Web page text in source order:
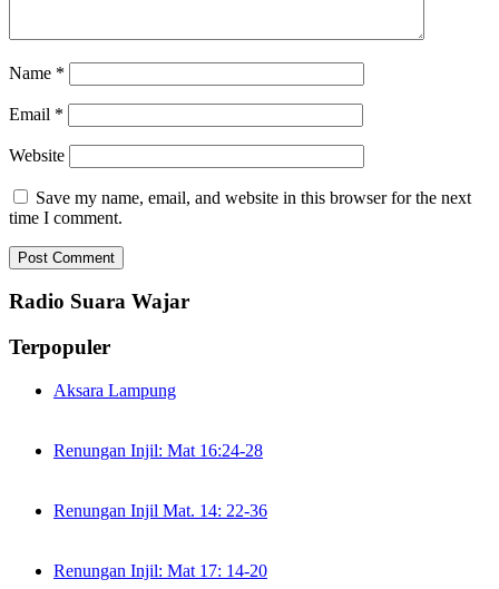
Name *
Email *
Website
Save my name, email, and website in this browser for the next
time I comment.
Radio Suara Wajar
Terpopuler
Aksara Lampung
Renungan Injil: Mat 16:24-28
Renungan Injil Mat. 14: 22-36
Renungan Injil: Mat 17: 14-20